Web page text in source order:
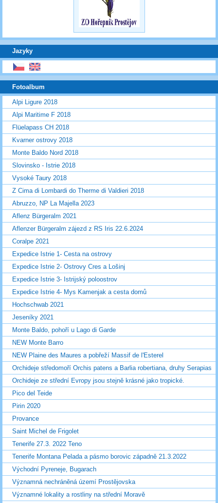
Jazyky
Fotoalbum
Alpi Ligure 2018
Alpi Maritime F 2018
Flüelapass CH 2018
Kvarner ostrovy 2018
Monte Baldo Nord 2018
Slovinsko - Istrie 2018
Vysoké Taury 2018
Z Cima di Lombardi do Therme di Valdieri 2018
Abruzzo, NP La Majella 2023
Aflenz Bürgeralm 2021
Aflenzer Bürgeralm zájezd z RS Iris 22.6.2024
Coralpe 2021
Expedice Istrie 1- Cesta na ostrovy
Expedice Istrie 2- Ostrovy Cres a Lošinj
Expedice Istrie 3- Istrijský poloostrov
Expedice Istrie 4- Mys Kamenjak a cesta domů
Hochschwab 2021
Jeseníky 2021
Monte Baldo, pohoří u Lago di Garde
NEW Monte Barro
NEW Plaine des Maures a pobřeží Massif de l'Esterel
Orchideje středomoří Orchis patens a Barlia robertiana, druhy Serapias
Orchideje ze střední Evropy jsou stejně krásné jako tropické.
Pico del Teide
Pirin 2020
Provance
Saint Michel de Frigolet
Tenerife 27.3. 2022 Teno
Tenerife Montana Pelada a pásmo borovic západně 21.3.2022
Východní Pyreneje, Bugarach
Významná nechráněná území Prostějovska
Významné lokality a rostliny na střední Moravě